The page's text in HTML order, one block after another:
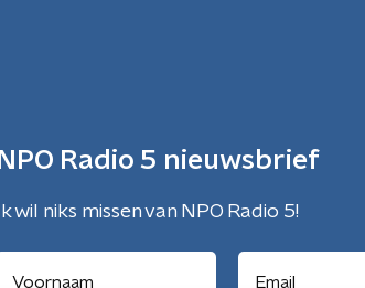
NPO Radio 5 nieuwsbrief
Ik wil niks missen van NPO Radio 5!